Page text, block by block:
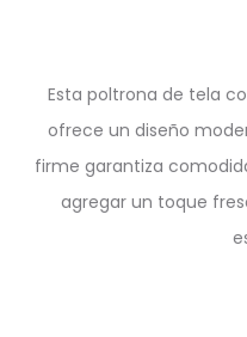
Esta poltrona de tela
ofrece un diseño
firme garantiza
agregar un toque